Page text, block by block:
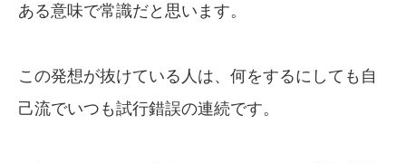
ある意味で常識だと思います。
この発想が抜けている人は、何をするにしても自
己流でいつも試行錯誤の連続です。